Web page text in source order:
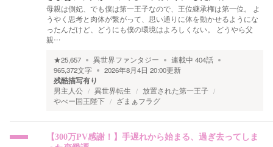
母親は側妃、でも僕は第一王子なので、王位継承権は第一位。 よ
うやく思考と肉体が繋がって、思い通りに体を動かせるようにな
ったんだけど、どうにも僕の環境はよろしくない。 どうやら父
親…
★25,657 異世界ファンタジー 連載中 404話
965,372文字 2026年8月4日 20:00更新
残酷描写有り
男主人公 異世界転生
放置された第一王子
やべー国王陛下
ざまぁフラグ
【300万PV感謝！】手遅れから始まる、過ぎ去ってしま